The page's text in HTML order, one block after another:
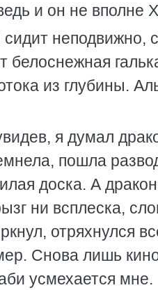
и он не вполне
неподвижно,
из глубины.
я думал
пошла
доска. А
ни всплеска,
отряхнулся
Снова лишь
усмехается